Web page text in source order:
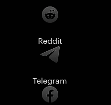
Reddit
Telegram